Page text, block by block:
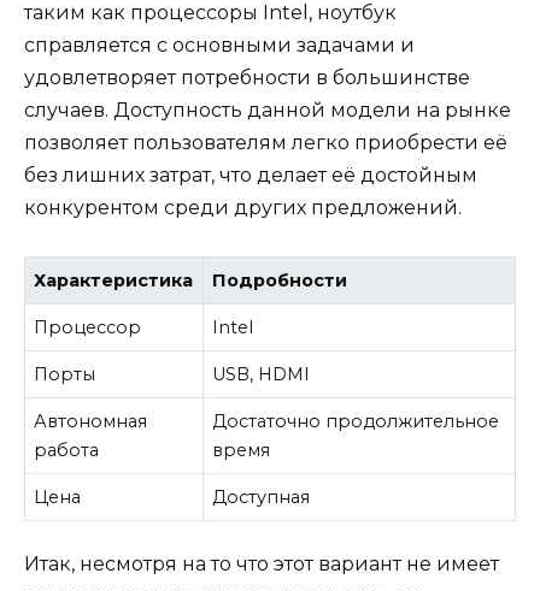
таким как процессоры Intel, ноутбук
справляется с основными задачами и
удовлетворяет потребности в большинстве
случаев. Доступность данной модели на рынке
позволяет пользователям легко приобрести её
без лишних затрат, что делает её достойным
конкурентом среди других предложений.
Характеристика Подробности
Процессор Intel
Порты USB, HDMI
Автономная
работа
Достаточно продолжительное
время
Цена Доступная
Итак, несмотря на то что этот вариант не имеет